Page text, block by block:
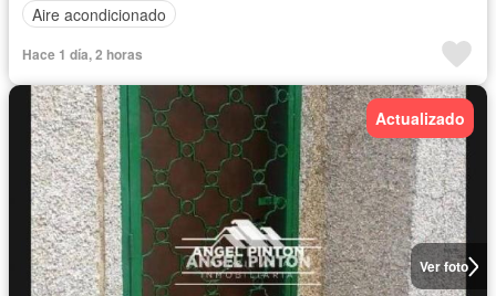
Aire acondicionado
Hace 1 día, 2 horas
Ver foto
Actualizado